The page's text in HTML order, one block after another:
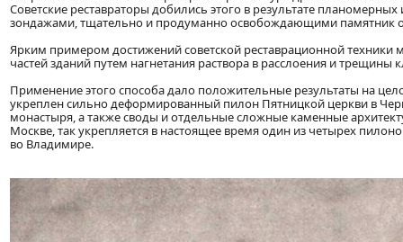
Советские реставраторы добились этого в результате
зондажами, тщательно и продуманно освобождающими памятник
Ярким примером достижений советской реставрационной
частей зданий путем нагнетания раствора в расслоения и трещины
Применение этого способа дало положительные результаты на
укреплен сильно деформированный пилон Пятницкой церкви в
монастыря, а также своды и отдельные сложные каменные
Москве, так укрепляется в настоящее время один из четырех
во Владимире.